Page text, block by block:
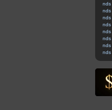
nds
nds
nds
nds
nds
nds
nds
nds